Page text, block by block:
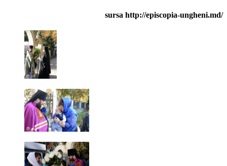
sursa http://episcopia-ungheni.md/